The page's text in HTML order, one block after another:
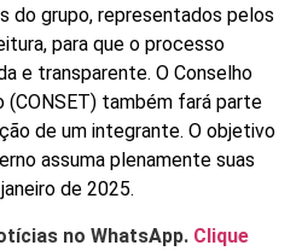
do grupo, representados pelos
para que o processo
e transparente. O Conselho
(CONSET) também fará parte
de um integrante. O objetivo
assuma plenamente suas
de 2025.
no WhatsApp. Clique